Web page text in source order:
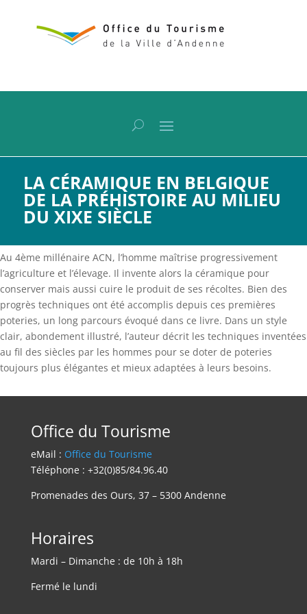
LA CÉRAMIQUE EN BELGIQUE
DE LA PRÉHISTOIRE AU MILIEU
DU XIXE SIÈCLE
Au 4ème millénaire ACN, l’homme maîtrise progressivement
l’agriculture et l’élevage. Il invente alors la céramique pour
conserver mais aussi cuire le produit de ses récoltes. Bien des
progrès techniques ont été accomplis depuis ces premières
poteries, un long parcours évoqué dans ce livre. Dans un style
clair, abondement illustré, l’auteur décrit les techniques inventées
au fil des siècles par les hommes pour se doter de poteries
toujours plus élégantes et mieux adaptées à leurs besoins.
Office du Tourisme
eMail : Office du Tourisme
Téléphone : +32(0)85/84.96.40
Promenades des Ours, 37 – 5300 Andenne
Horaires
Mardi – Dimanche : de 10h à 18h
Fermé le lundi